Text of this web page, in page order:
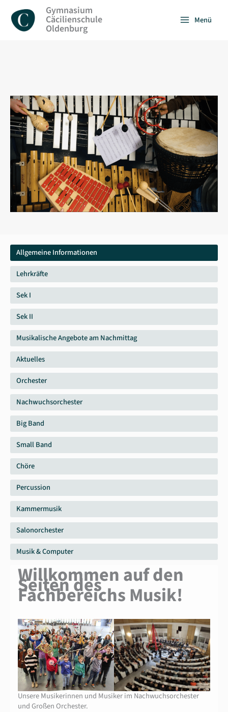
Inhalt
springen
Gymnasium
Cäcilienschule
Oldenburg
Menü
Allgemeine Informationen
Lehrkräfte
Sek I
Sek II
Musikalische Angebote am Nachmittag
Aktuelles
Orchester
Nachwuchsorchester
Big Band
Small Band
Chöre
Percussion
Kammermusik
Salonorchester
Musik & Computer
Willkommen auf den
Seiten des
Fachbereichs Musik!
Unsere Musikerinnen und Musiker im Nachwuchsorchester
und Großen Orchester.